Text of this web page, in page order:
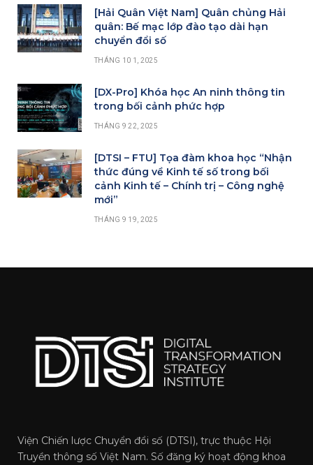
[Hải Quân Việt Nam] Quân chủng Hải
quân: Bế mạc lớp đào tạo dài hạn
chuyển đổi số
THÁNG 10 1, 2025
[DX-Pro] Khóa học An ninh thông tin
trong bối cảnh phức hợp
THÁNG 9 22, 2025
[DTSI – FTU] Tọa đàm khoa học “Nhận
thức đúng về Kinh tế số trong bối
cảnh Kinh tế – Chính trị – Công nghệ
mới”
THÁNG 9 19, 2025
Viện Chiến lược Chuyển đổi số (DTSI), trực thuộc Hội
Truyền thông số Việt Nam. Số đăng ký hoạt động khoa